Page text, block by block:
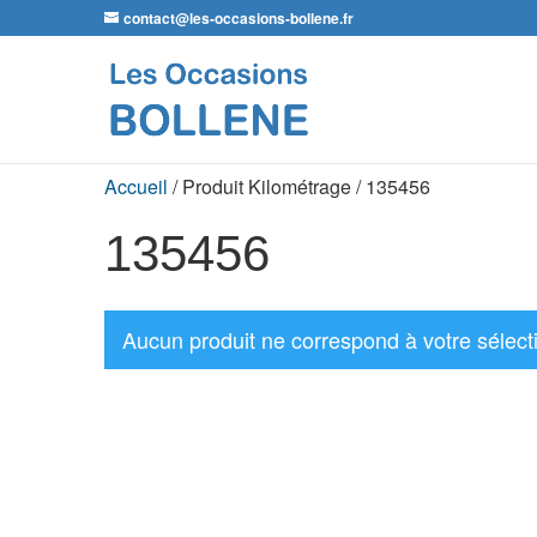
contact@les-occasions-bollene.fr
Accueil / Produit Kilométrage / 135456
135456
Aucun produit ne correspond à votre